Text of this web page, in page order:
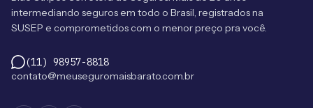
intermediando seguros em todo o Brasil, registrados na
SUSEP e comprometidos com o menor preço pra você.
(11) 98957-8818
contato@meuseguromaisbarato.com.br